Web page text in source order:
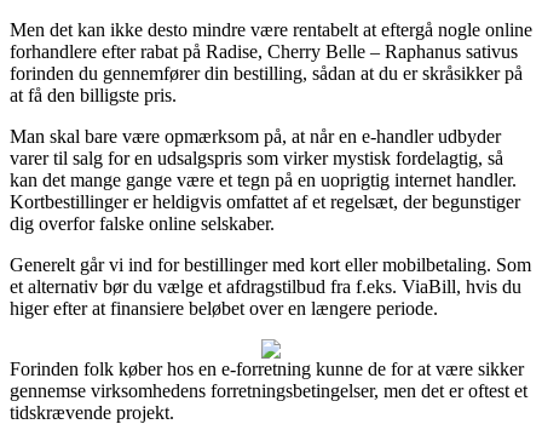
Men det kan ikke desto mindre være rentabelt at eftergå nogle online
forhandlere efter rabat på Radise, Cherry Belle – Raphanus sativus
forinden du gennemfører din bestilling, sådan at du er skråsikker på
at få den billigste pris.
Man skal bare være opmærksom på, at når en e-handler udbyder
varer til salg for en udsalgspris som virker mystisk fordelagtig, så
kan det mange gange være et tegn på en uoprigtig internet handler.
Kortbestillinger er heldigvis omfattet af et regelsæt, der begunstiger
dig overfor falske online selskaber.
Generelt går vi ind for bestillinger med kort eller mobilbetaling. Som
et alternativ bør du vælge et afdragstilbud fra f.eks. ViaBill, hvis du
higer efter at finansiere beløbet over en længere periode.
Forinden folk køber hos en e-forretning kunne de for at være sikker
gennemse virksomhedens forretningsbetingelser, men det er oftest et
tidskrævende projekt.